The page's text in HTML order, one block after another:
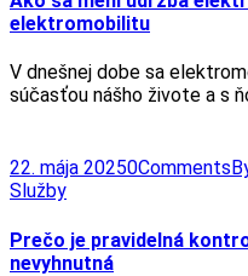
elektromobilitu
V dnešnej dobe sa
súčasťou nášho živote a s
22. mája 20250Comments
Služby
Prečo je pravidelná
nevyhnutná